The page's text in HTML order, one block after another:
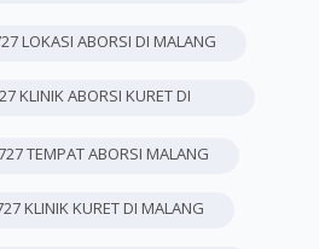
LOKASI ABORSI DI MALANG
KLINIK ABORSI KURET DI
TEMPAT ABORSI MALANG
KLINIK KURET DI MALANG